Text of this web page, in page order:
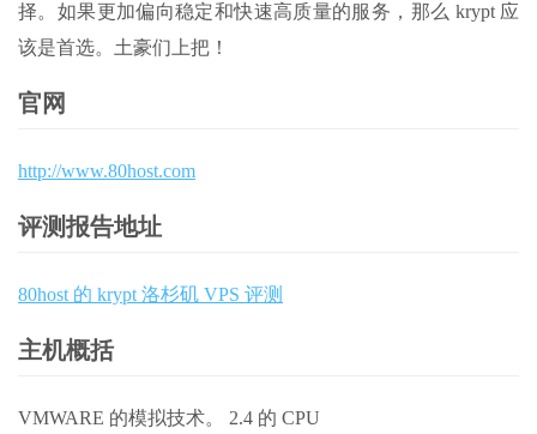
择。如果更加偏向稳定和快速高质量的服务，那么 krypt 应
该是首选。土豪们上把！
官网
http://www.80host.com
评测报告地址
80host 的 krypt 洛杉矶 VPS 评测
主机概括
VMWARE 的模拟技术。 2.4 的 CPU